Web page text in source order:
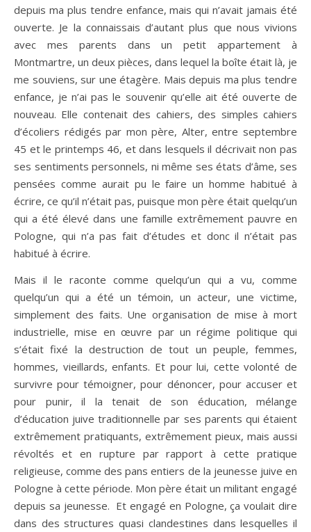
depuis ma plus tendre enfance, mais qui n’avait jamais été
ouverte. Je la connaissais d’autant plus que nous vivions
avec mes parents dans un petit appartement à
Montmartre, un deux pièces, dans lequel la boîte était là, je
me souviens, sur une étagère. Mais depuis ma plus tendre
enfance, je n’ai pas le souvenir qu’elle ait été ouverte de
nouveau. Elle contenait des cahiers, des simples cahiers
d’écoliers rédigés par mon père, Alter, entre septembre
45 et le printemps 46, et dans lesquels il décrivait non pas
ses sentiments personnels, ni même ses états d’âme, ses
pensées comme aurait pu le faire un homme habitué à
écrire, ce qu’il n’était pas, puisque mon père était quelqu’un
qui a été élevé dans une famille extrêmement pauvre en
Pologne, qui n’a pas fait d’études et donc il n’était pas
habitué à écrire.
Mais il le raconte comme quelqu’un qui a vu, comme
quelqu’un qui a été un témoin, un acteur, une victime,
simplement des faits. Une organisation de mise à mort
industrielle, mise en œuvre par un régime politique qui
s’était fixé la destruction de tout un peuple, femmes,
hommes, vieillards, enfants. Et pour lui, cette volonté de
survivre pour témoigner, pour dénoncer, pour accuser et
pour punir, il la tenait de son éducation, mélange
d’éducation juive traditionnelle par ses parents qui étaient
extrêmement pratiquants, extrêmement pieux, mais aussi
révoltés et en rupture par rapport à cette pratique
religieuse, comme des pans entiers de la jeunesse juive en
Pologne à cette période. Mon père était un militant engagé
depuis sa jeunesse. Et engagé en Pologne, ça voulait dire
dans des structures quasi clandestines dans lesquelles il